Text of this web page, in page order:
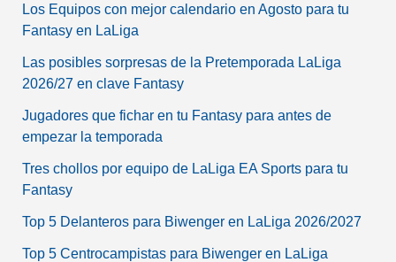
Los Equipos con mejor calendario en Agosto para tu
Fantasy en LaLiga
Las posibles sorpresas de la Pretemporada LaLiga
2026/27 en clave Fantasy
Jugadores que fichar en tu Fantasy para antes de
empezar la temporada
Tres chollos por equipo de LaLiga EA Sports para tu
Fantasy
Top 5 Delanteros para Biwenger en LaLiga 2026/2027
Top 5 Centrocampistas para Biwenger en LaLiga